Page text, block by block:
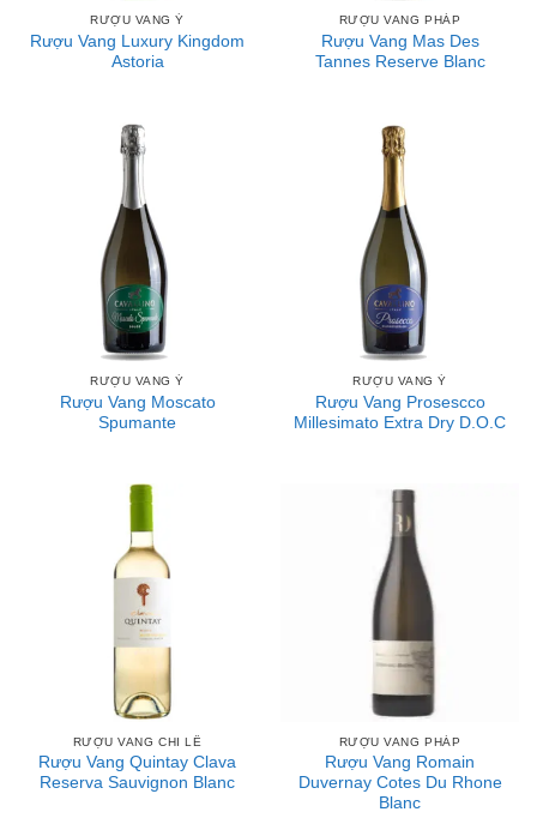
RƯỢU VANG Ý
Rượu Vang Luxury Kingdom
Astoria
RƯỢU VANG PHÁP
Rượu Vang Mas Des
Tannes Reserve Blanc
RƯỢU VANG Ý
Rượu Vang Moscato
Spumante
RƯỢU VANG Ý
Rượu Vang Prosescco
Millesimato Extra Dry D.O.C
RƯỢU VANG CHI LÊ
Rượu Vang Quintay Clava
Reserva Sauvignon Blanc
RƯỢU VANG PHÁP
Rượu Vang Romain
Duvernay Cotes Du Rhone
Blanc